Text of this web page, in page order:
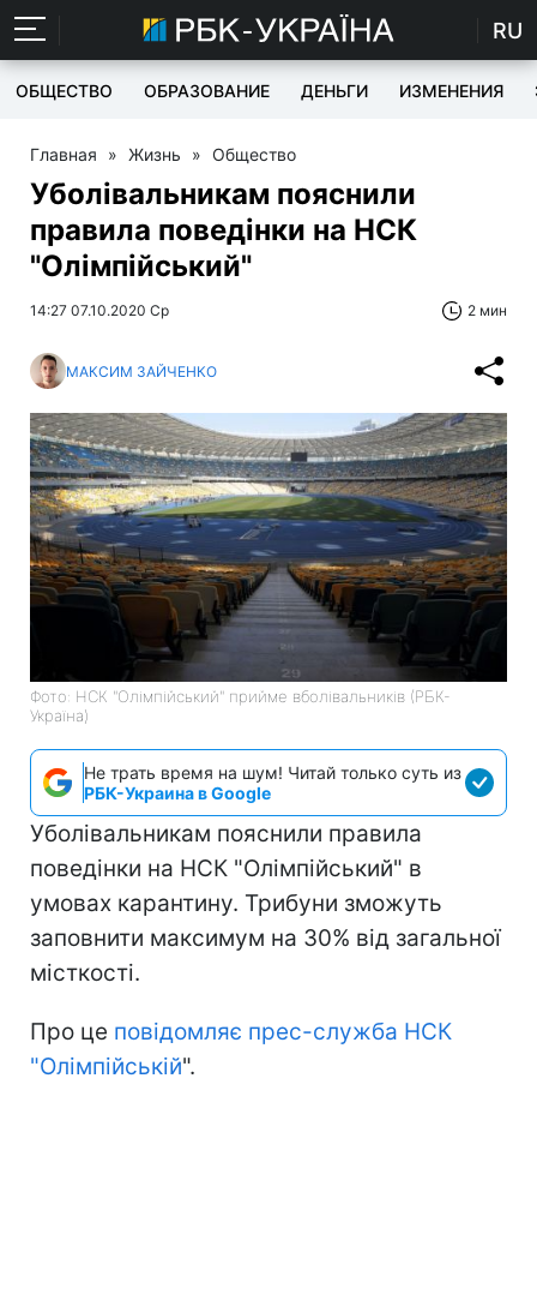
RU
ОБЩЕСТВО ОБРАЗОВАНИЕ ДЕНЬГИ ИЗМЕНЕНИЯ
Главная » Жизнь » Общество
Уболівальникам пояснили
правила поведінки на НСК
"Олімпійський"
14:27 07.10.2020 Ср 2 мин
МАКСИМ ЗАЙЧЕНКО
Фото: НСК "Олімпійський" прийме вболівальників (РБК-
Україна)
Не трать время на шум! Читай только суть из
РБК-Украина в Google
Уболівальникам пояснили правила
поведінки на НСК "Олімпійський" в
умовах карантину. Трибуни зможуть
заповнити максимум на 30% від загальної
місткості.
Про це повідомляє прес-служба НСК
"Олімпійській".